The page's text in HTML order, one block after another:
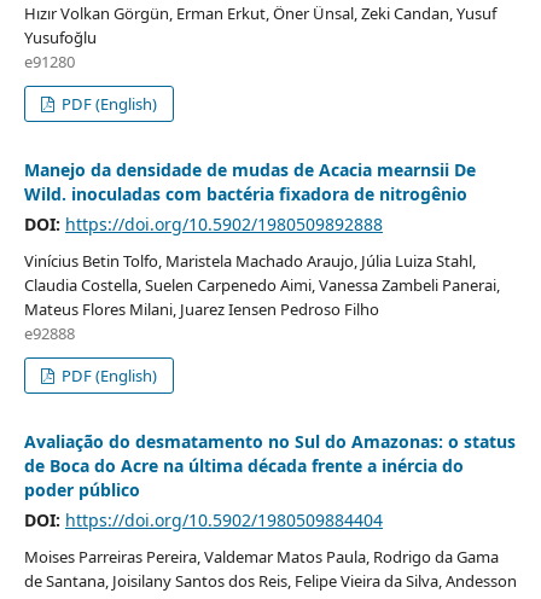
Hızır Volkan Görgün, Erman Erkut, Öner Ünsal, Zeki Candan, Yusuf
Yusufoğlu
e91280
PDF (English)
Manejo da densidade de mudas de Acacia mearnsii De
Wild. inoculadas com bactéria fixadora de nitrogênio
DOI: https://doi.org/10.5902/1980509892888
Vinícius Betin Tolfo, Maristela Machado Araujo, Júlia Luiza Stahl,
Claudia Costella, Suelen Carpenedo Aimi, Vanessa Zambeli Panerai,
Mateus Flores Milani, Juarez Iensen Pedroso Filho
e92888
PDF (English)
Avaliação do desmatamento no Sul do Amazonas: o status
de Boca do Acre na última década frente a inércia do
poder público
DOI: https://doi.org/10.5902/1980509884404
Moises Parreiras Pereira, Valdemar Matos Paula, Rodrigo da Gama
de Santana, Joisilany Santos dos Reis, Felipe Vieira da Silva, Andesson